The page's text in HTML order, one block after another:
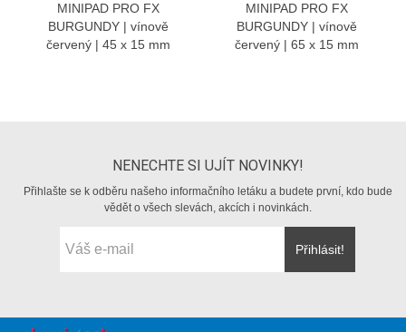
MINIPAD PRO FX
BURGUNDY | vínově
červený | 45 x 15 mm
MINIPAD PRO FX
BURGUNDY | vínově
červený | 65 x 15 mm
NENECHTE SI UJÍT NOVINKY!
Přihlašte se k odběru našeho informačního letáku a budete první, kdo bude
vědět o všech slevách, akcích i novinkách.
Přihlásit!